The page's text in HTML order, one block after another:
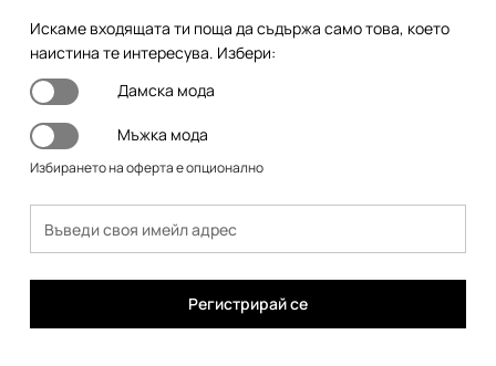
Искаме входящата ти поща да съдържа само това, което
наистина те интересува. Избери:
Дамска мода
Мъжка мода
Избирането на оферта е опционално
Регистрирай се